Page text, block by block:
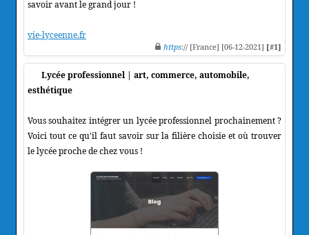
savoir avant le grand jour !
vie-lyceenne.fr
https:// [France] [06-12-2021] [#1]
Lycée professionnel | art, commerce, automobile,
esthétique
Vous souhaitez intégrer un lycée professionnel prochainement ?
Voici tout ce qu'il faut savoir sur la filière choisie et où trouver
le lycée proche de chez vous !